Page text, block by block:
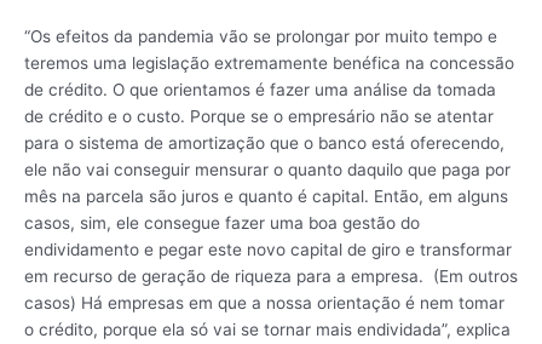
“Os efeitos da pandemia vão se prolongar por muito tempo e
teremos uma legislação extremamente benéfica na concessão
de crédito. O que orientamos é fazer uma análise da tomada
de crédito e o custo. Porque se o empresário não se atentar
para o sistema de amortização que o banco está oferecendo,
ele não vai conseguir mensurar o quanto daquilo que paga por
mês na parcela são juros e quanto é capital. Então, em alguns
casos, sim, ele consegue fazer uma boa gestão do
endividamento e pegar este novo capital de giro e transformar
em recurso de geração de riqueza para a empresa. (Em outros
casos) Há empresas em que a nossa orientação é nem tomar
o crédito, porque ela só vai se tornar mais endividada”, explica